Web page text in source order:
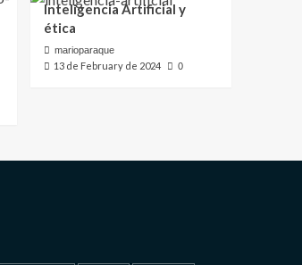
Inteligencia Artificial y
ética
marioparaque
13 de February de 2024 0